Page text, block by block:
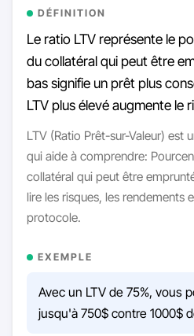
DÉFINITION
Le ratio LTV représente le
du collatéral qui peut être
bas signifie un prêt plus
LTV plus élevé augmente le
LTV (Ratio Prêt-sur-Valeur) est
qui aide à comprendre:
collatéral qui peut être
lire les risques, les rendements
protocole.
EXEMPLE
Avec un LTV de 75%, vous
jusqu'à 750$ contre 1000$